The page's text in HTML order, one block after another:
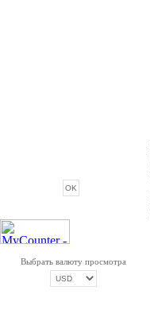
Выбрать валюту просмотра